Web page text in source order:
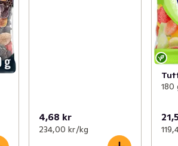
4,68 kr
234,00 kr /kg
180